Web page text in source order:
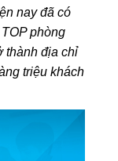
nay đã có
phòng
thành địa chỉ
triệu khách